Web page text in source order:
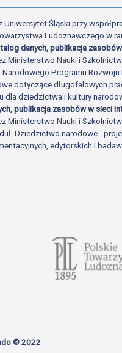
Uniwersytet Śląski przy
Ludoznawczego w
danych, publikacja
Ministerstwo Nauki i
Narodowego Programu
dotyczące długofalowych
dla dziedzictwa i kultury
publikacja zasobów w sieci
Ministerstwo Nauki i
Dziedzictwo narodowe -
edytorskich i
© 2022